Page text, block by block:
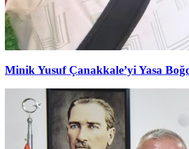
Minik Yusuf Çanakkale’yi Yasa